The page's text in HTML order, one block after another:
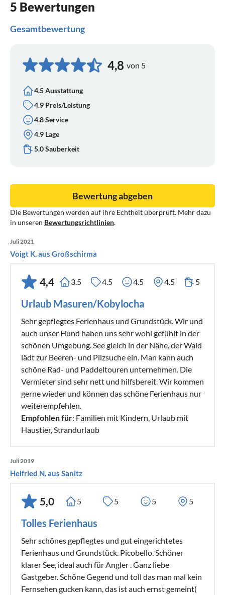
5 Bewertungen
Gesamtbewertung
4,8 von 5
4.5 Ausstattung
4.9 Preis/Leistung
4.8 Service
4.9 Lage
5.0 Sauberkeit
Die Bewertungen werden auf ihre Echtheit überprüft. Mehr dazu
in unseren Bewertungsrichtlinien.
Bewertung abgeben
Juli 2021
Voigt K. aus Großschirma
4,4 3.5 4.5 4.5 4.5 5
Urlaub Masuren/Kobylocha
Sehr gepflegtes Ferienhaus und Grundstück. Wir und
auch unser Hund haben uns sehr wohl gefühlt in der
schönen Umgebung. See gleich in der Nähe, der Wald
lädt zur Beeren- und Pilzsuche ein. Man kann auch
schöne Rad- und Paddeltouren unternehmen. Die
Vermieter sind sehr nett und hilfsbereit. Wir kommen
gerne wieder und können das schöne Ferienhaus nur
weiterempfehlen.
Empfohlen für: Familien mit Kindern, Urlaub mit
Haustier, Strandurlaub
Juli 2019
Helfried N. aus Sanitz
5,0 5 5 5 5
Tolles Ferienhaus
Sehr schönes gepflegtes und gut eingerichtetes
Ferienhaus und Grundstück. Picobello. Schöner
klarer See, ideal auch für Angler . Ganz liebe
Gastgeber. Schöne Gegend und toll das man mal kein
Fernsehen gucken kann, das ist auch ernst gemeint(